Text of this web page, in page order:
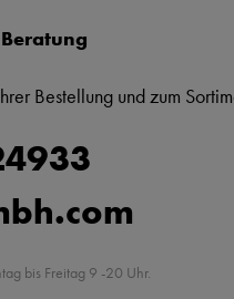
Bestellung und zum
bis Freitag 9 -20 Uhr.